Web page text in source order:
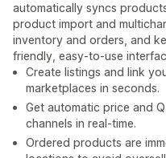
automatically syncs
product import and
inventory and orders, and
friendly, easy-to-use
Create listings and link
marketplaces in seconds.
Get automatic price and
channels in real-time.
Ordered products are